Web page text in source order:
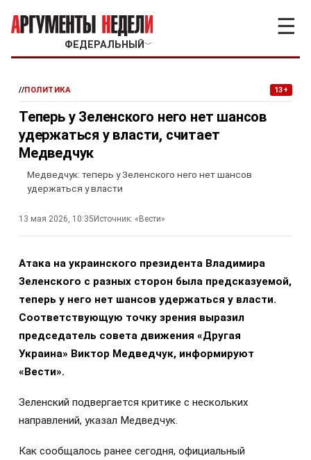
ФЕДЕРАЛЬНЫЙ ﹀
☰
//ПОЛИТИКА 13+
Теперь у Зеленского него нет шансов
удержаться у власти, считает
Медведчук
Медведчук: теперь у Зеленского него нет шансов
удержаться у власти
13 мая 2026, 10:35 Источник: «Вести»
Атака на украинского президента Владимира
Зеленского с разных сторон была предсказуемой,
теперь у него нет шансов удержаться у власти.
Соответствующую точку зрения выразил
председатель совета движения «Другая
Украина» Виктор Медведчук, информируют
«Вести».
Зеленский подвергается критике с нескольких
направлений, указал Медведчук.
Как сообщалось ранее сегодня, официальный